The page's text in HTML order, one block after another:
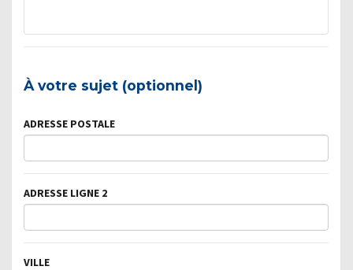
À votre sujet (optionnel)
ADRESSE POSTALE
ADRESSE LIGNE 2
VILLE